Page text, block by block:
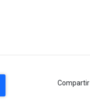
Compartir